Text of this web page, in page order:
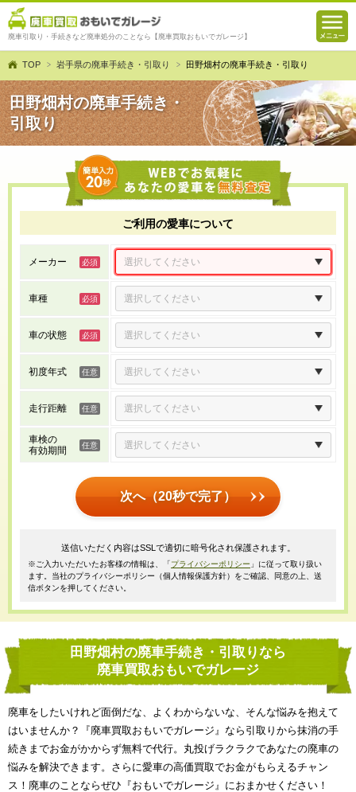
廃車引取り・手続きなど廃車処分のことなら【廃車買取おもいでガレージ】
TOP 岩手県の廃車手続き・引取り 田野畑村の廃車手続き・引取り
田野畑村の廃車手続き・
引取り
ご利用の愛車について
メーカー
車種
車の状態
初度年式
走行距離
車検の
有効期間
次へ（20秒で完了）
送信いただく内容はSSLで適切に暗号化され保護されます。
※ご入力いただいたお客様の情報は、「プライバシーポリシー 」に従って取り扱い
ます。当社のプライバシーポリシー（個人情報保護方針）をご確認、同意の上、送
信ボタンを押してください。
田野畑村の廃車手続き・引取りなら
廃車買取おもいでガレージ
廃車をしたいけれど面倒だな、よくわからないな、そんな悩みを抱えて
はいませんか？『廃車買取おもいでガレージ』なら引取りから抹消の手
続きまでお金がかからず無料で代行。丸投げラクラクであなたの廃車の
悩みを解決できます。さらに愛車の高価買取でお金がもらえるチャン
ス！廃車のことならぜひ『おもいでガレージ』におまかせください！